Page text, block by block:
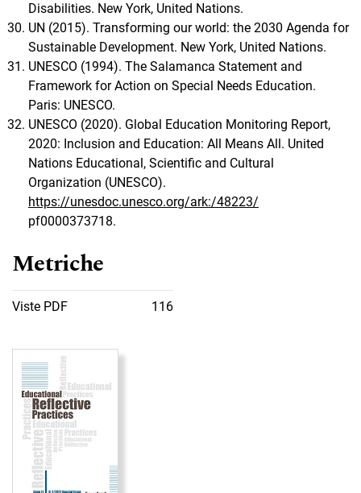
Disabilities. New York, United Nations.
UN (2015). Transforming our world: the 2030 Agenda for
Sustainable Development. New York, United Nations.
UNESCO (1994). The Salamanca Statement and
Framework for Action on Special Needs Education.
Paris: UNESCO.
UNESCO (2020). Global Education Monitoring Report,
2020: Inclusion and Education: All Means All. United
Nations Educational, Scientific and Cultural
Organization (UNESCO).
https://unesdoc.unesco.org/ark:/48223/
pf0000373718.
Metriche
Viste PDF 116
Immagine di copertina